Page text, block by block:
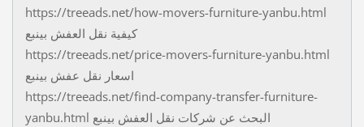
https://treeads.net/how-movers-furniture-yanbu.html
كيفية نقل العفش بينبع
https://treeads.net/price-movers-furniture-yanbu.html
اسعار نقل عفش بينبع
https://treeads.net/find-company-transfer-furniture-
yanbu.html البحث عن شركات نقل العفش بينبع